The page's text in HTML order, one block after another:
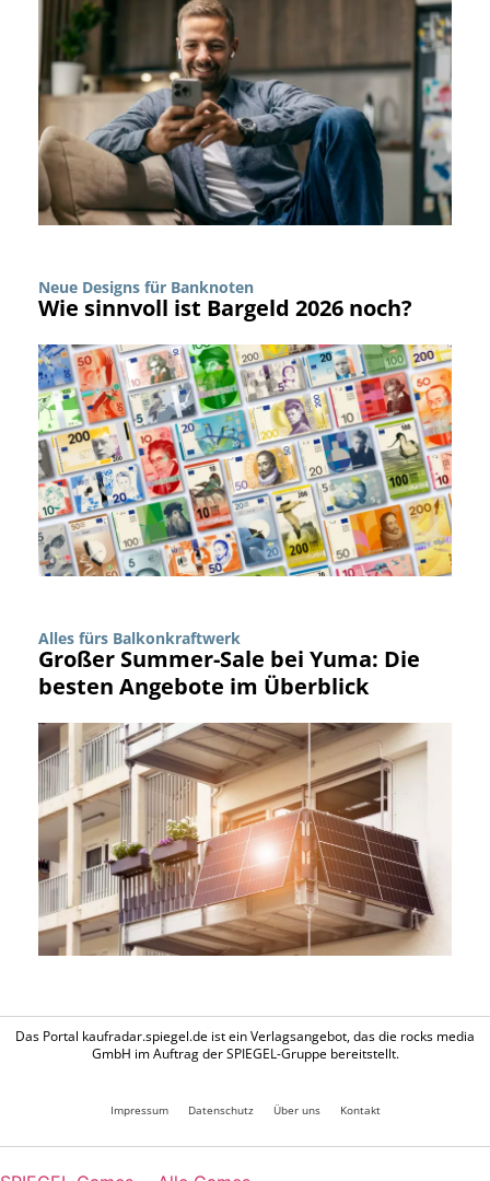
Neue Designs für Banknoten
Wie sinnvoll ist Bargeld 2026 noch?
Alles fürs Balkonkraftwerk
Großer Summer-Sale bei Yuma: Die
besten Angebote im Überblick
Das Portal kaufradar.spiegel.de ist ein Verlagsangebot, das die rocks media
GmbH im Auftrag der SPIEGEL-Gruppe bereitstellt.
Impressum Datenschutz Über uns Kontakt